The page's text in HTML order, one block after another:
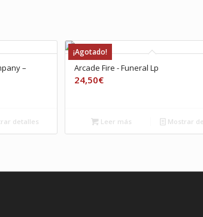
–
detalles
¡Agotado!
Arcade Fire ‎- Funeral Lp
24,50€
Leer más Mostrar